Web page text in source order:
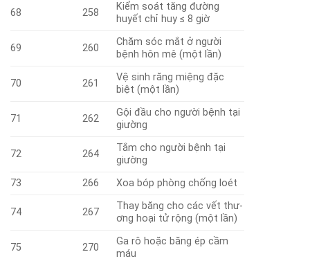
68 258
Kiểm soát tăng đường
huyết chỉ huy ≤ 8 giờ
69 260
Chăm sóc mắt ở người
bệnh hôn mê (một lần)
70 261
Vệ sinh răng miệng đặc
biệt (một lần)
71 262
Gội đầu cho người bệnh tại
giường
72 264
Tắm cho người bệnh tại
giường
73
266 Xoa bóp phòng chống loét
74 267
Thay băng cho các vết thư­
ơng hoại tử rộng (một lần)
75 270
Ga rô hoặc băng ép cầm
máu